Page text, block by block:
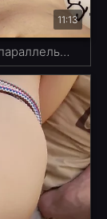
11:13
Блонда готовится к пляжному сезону и параллельно качает скулы минетом